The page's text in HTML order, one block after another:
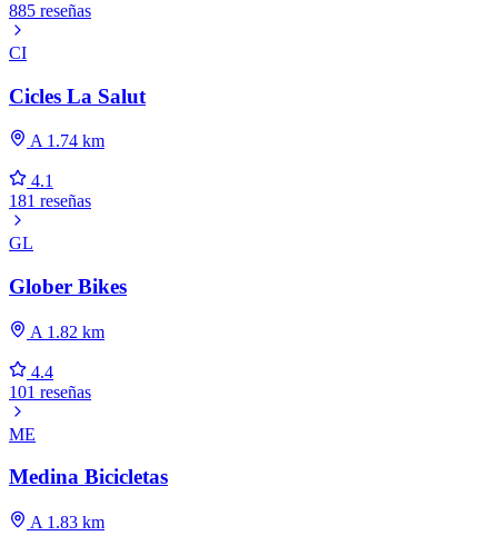
885 reseñas
CI
Cicles La Salut
A 1.74 km
4.1
181 reseñas
GL
Glober Bikes
A 1.82 km
4.4
101 reseñas
ME
Medina Bicicletas
A 1.83 km